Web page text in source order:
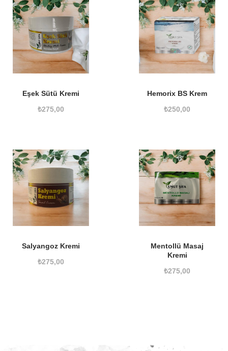
Eşek Sütü Kremi
₺275,00
Hemorix BS Krem
₺250,00
Salyangoz Kremi
₺275,00
Mentollü Masaj
Kremi
₺275,00